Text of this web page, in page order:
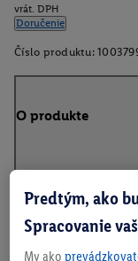
vrát. DPH
Doručenie
Číslo produktu:
O produkte
Na stiahnutie
Predtým, ako
Spracovanie
My ako